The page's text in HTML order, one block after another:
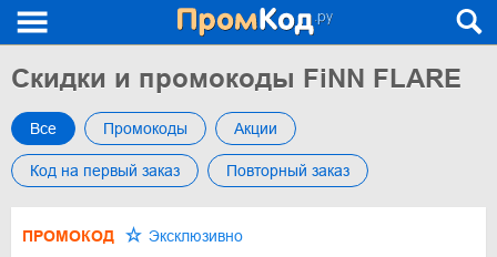
Скидки и промокоды FiNN FLARE
Все Промокоды Акции
Код на первый заказ Повторный заказ
ПРОМОКОД Эксклюзивно